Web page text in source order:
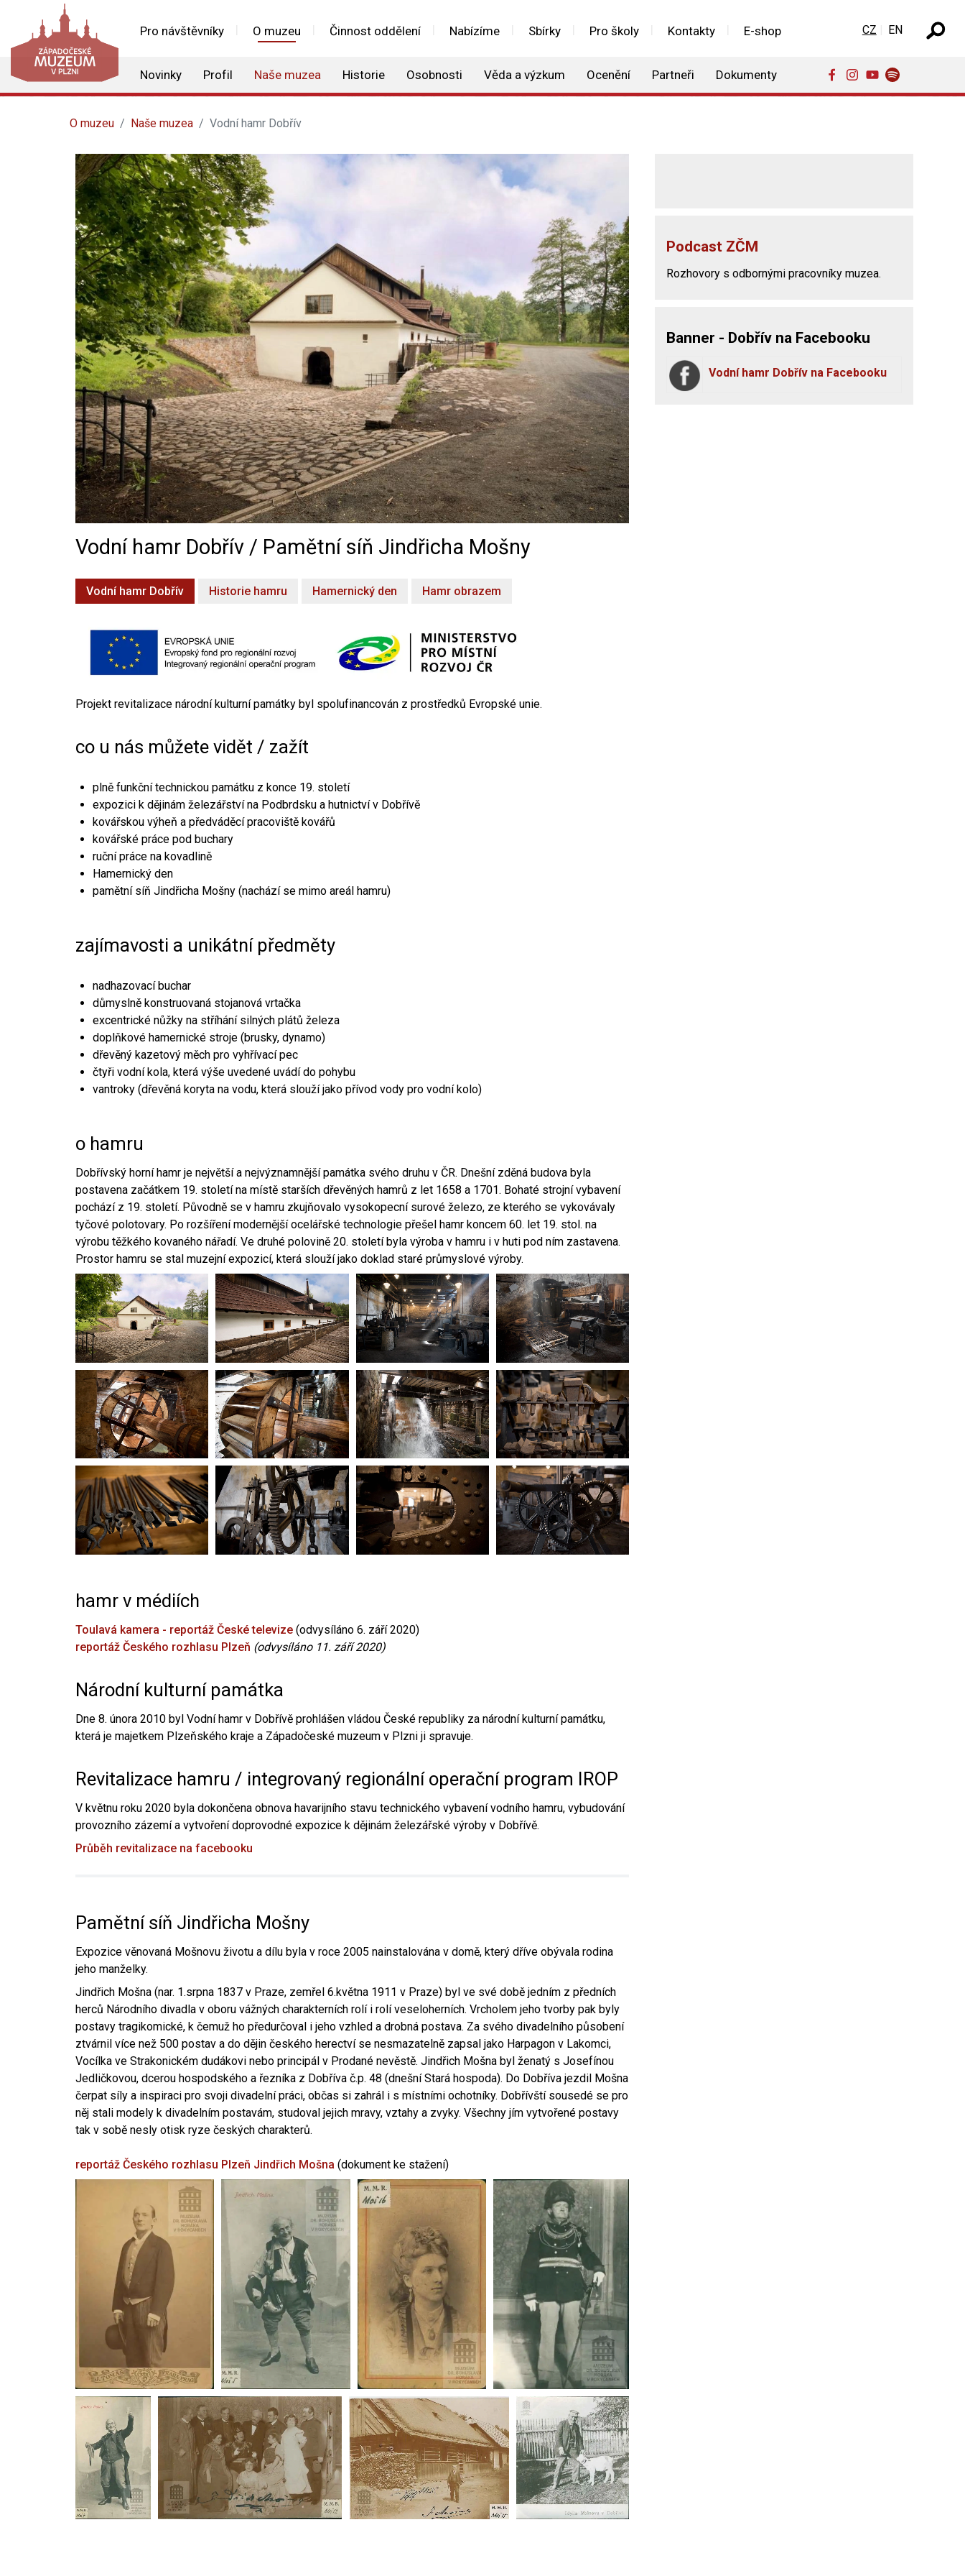
Pro návštěvníky O muzeu Činnost oddělení Nabízíme Sbírky Pro školy Kontakty E-shop
Novinky Profil Naše muzea Historie Osobnosti Věda a výzkum Ocenění Partneři Dokumenty
Zvolte jazyk
CZ EN
O muzeu Naše muzea Vodní hamr Dobřív
Vodní hamr Dobřív / Pamětní síň Jindřicha Mošny
Vodní hamr Dobřív Historie hamru Hamernický den Hamr obrazem
Projekt revitalizace národní kulturní památky byl spolufinancován z prostředků Evropské unie.
co u nás můžete vidět / zažít
plně funkční technickou památku z konce 19. století
expozici k dějinám železářství na Podbrdsku a hutnictví v Dobřívě
kovářskou výheň a předváděcí pracoviště kovářů
kovářské práce pod buchary
ruční práce na kovadlině
Hamernický den
pamětní síň Jindřicha Mošny (nachází se mimo areál hamru)
zajímavosti a unikátní předměty
nadhazovací buchar
důmyslně konstruovaná stojanová vrtačka
excentrické nůžky na stříhání silných plátů železa
doplňkové hamernické stroje (brusky, dynamo)
dřevěný kazetový měch pro vyhřívací pec
čtyři vodní kola, která výše uvedené uvádí do pohybu
vantroky (dřevěná koryta na vodu, která slouží jako přívod vody pro vodní kolo)
o hamru
Dobřívský horní hamr je největší a nejvýznamnější památka svého druhu v ČR. Dnešní zděná budova byla
postavena začátkem 19. století na místě starších dřevěných hamrů z let 1658 a 1701. Bohaté strojní vybavení
pochází z 19. století. Původně se v hamru zkujňovalo vysokopecní surové železo, ze kterého se vykovávaly
tyčové polotovary. Po rozšíření modernější ocelářské technologie přešel hamr koncem 60. let 19. stol. na
výrobu těžkého kovaného nářadí. Ve druhé polovině 20. století byla výroba v hamru i v huti pod ním zastavena.
Prostor hamru se stal muzejní expozicí, která slouží jako doklad staré průmyslové výroby.
hamr v médiích
Toulavá kamera - reportáž České televize (odvysíláno 6. září 2020)
reportáž Českého rozhlasu Plzeň (odvysíláno 11. září 2020)
Národní kulturní památka
Dne 8. února 2010 byl Vodní hamr v Dobřívě prohlášen vládou České republiky za národní kulturní památku,
která je majetkem Plzeňského kraje a Západočeské muzeum v Plzni ji spravuje.
Revitalizace hamru / integrovaný regionální operační program IROP
V květnu roku 2020 byla dokončena obnova havarijního stavu technického vybavení vodního hamru, vybudování
provozního zázemí a vytvoření doprovodné expozice k dějinám železářské výroby v Dobřívě.
Průběh revitalizace na facebooku
Pamětní síň Jindřicha Mošny
Expozice věnovaná Mošnovu životu a dílu byla v roce 2005 nainstalována v domě, který dříve obývala rodina
jeho manželky.
Jindřich Mošna (nar. 1.srpna 1837 v Praze, zemřel 6.května 1911 v Praze) byl ve své době jedním z předních
herců Národního divadla v oboru vážných charakterních rolí i rolí veseloherních. Vrcholem jeho tvorby pak byly
postavy tragikomické, k čemuž ho předurčoval i jeho vzhled a drobná postava. Za svého divadelního působení
ztvárnil více než 500 postav a do dějin českého herectví se nesmazatelně zapsal jako Harpagon v Lakomci,
Vocílka ve Strakonickém dudákovi nebo principál v Prodané nevěstě. Jindřich Mošna byl ženatý s Josefínou
Jedličkovou, dcerou hospodského a řezníka z Dobříva č.p. 48 (dnešní Stará hospoda). Do Dobříva jezdil Mošna
čerpat síly a inspiraci pro svoji divadelní práci, občas si zahrál i s místními ochotníky. Dobřívští sousedé se pro
něj stali modely k divadelním postavám, studoval jejich mravy, vztahy a zvyky. Všechny jím vytvořené postavy
tak v sobě nesly otisk ryze českých charakterů.
reportáž Českého rozhlasu Plzeň Jindřich Mošna (dokument ke stažení)
Podcast ZČM
Rozhovory s odbornými pracovníky muzea.
Banner - Dobřív na Facebooku
Vodní hamr Dobřív na Facebooku